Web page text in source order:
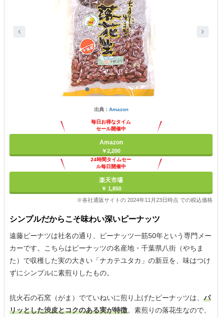
出典： Amazon
毎日お得なタイム
セール開催中
Amazon
￥2,200
24時間タイムセー
ル毎日開催中
楽天市場
￥ 1,850
※各社通販サイトの 2024年11月23日時点 での税込価格
シンプルだからこそ味わい深いピーナッツ
遠藤ピーナツは社名の通り、ピーナッツ一筋50年という専門メー
カーです。こちらはピーナッツの名産地・千葉県八街（やちま
た）で収穫した実の大きい「ナカテユタカ」の新豆を、味はつけ
ずにシンプルに素煎りしたもの。
抗火石の石窯（がま）でていねいに煎り上げたピーナッツは、 パ
リッとした渋皮とコクのある実が特徴。素煎りの落花生なので、